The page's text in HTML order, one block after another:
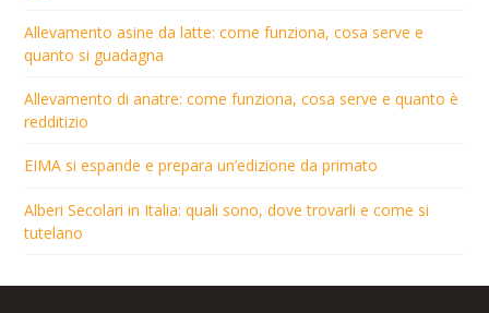
Allevamento asine da latte: come funziona, cosa serve e
quanto si guadagna
Allevamento di anatre: come funziona, cosa serve e quanto è
redditizio
EIMA si espande e prepara un’edizione da primato
Alberi Secolari in Italia: quali sono, dove trovarli e come si
tutelano